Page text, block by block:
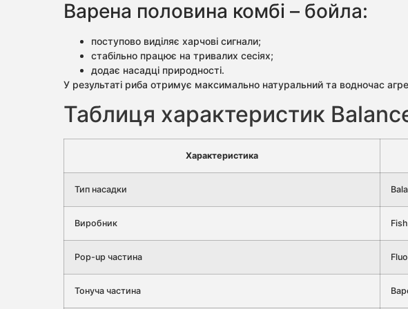
Варена половина комбі – бойла:
поступово виділяє харчові сигнали;
стабільно працює на тривалих сесіях;
додає насадці природності.
У результаті риба отримує максимально натуральний та водночас
Таблиця характеристик
Характеристика
Тип насадки
Виробник
Pop-up частина
Тонуча частина